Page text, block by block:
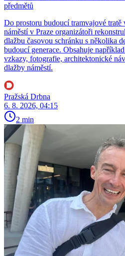
předmětů
Do prostoru budoucí tramvajové
náměstí v Praze organizátoři
dlažbu časovou schránku s několika
budoucí generace. Obsahuje
vzkazy, fotografie, architektonické
dlažby náměstí.
Pražská Drbna
6. 8. 2026, 04:15
2 min